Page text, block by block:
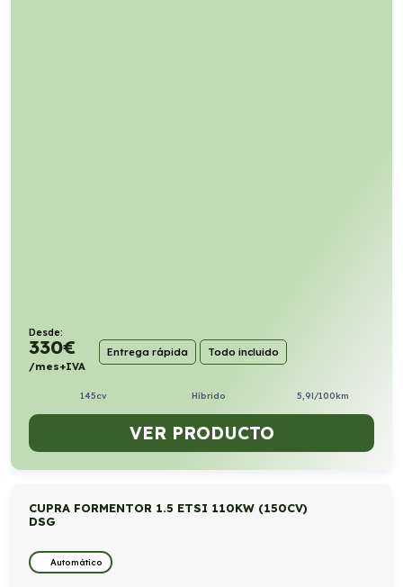
Desde:
330€
/mes+IVA
Entrega rápida Todo incluido
145cv Híbrido 5,9l/100km
VER PRODUCTO
CUPRA FORMENTOR 1.5 ETSI 110KW (150CV)
DSG
Automático